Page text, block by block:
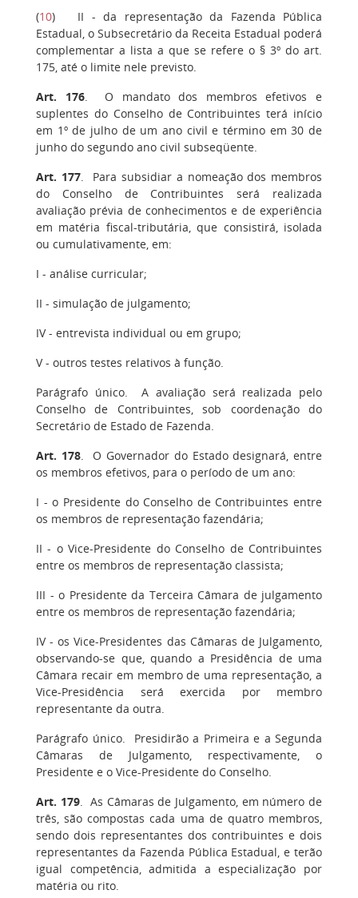
(10) II - da representação da Fazenda Pública
Estadual, o Subsecretário da Receita Estadual poderá
complementar a lista a que se refere o § 3º do art.
175, até o limite nele previsto.
Art. 176. O mandato dos membros efetivos e
suplentes do Conselho de Contribuintes terá início
em 1º de julho de um ano civil e término em 30 de
junho do segundo ano civil subseqüente.
Art. 177.
Para subsidiar a nomeação dos membros
do Conselho de Contribuintes será realizada
avaliação prévia de conhecimentos e de experiência
em matéria fiscal-tributária, que consistirá, isolada
ou cumulativamente, em:
I - análise curricular;
II - simulação de julgamento;
IV- entrevista individual ou em grupo;
V- outros testes relativos à função.
Parágrafo único. A avaliação será realizada pelo
Conselho de Contribuintes, sob coordenação do
Secretário de Estado de Fazenda.
Art. 178. O Governador do Estado designará, entre
os membros efetivos, para o período de um ano:
I - o Presidente do Conselho de Contribuintes entre
os membros de representação fazendária;
II- o Vice-Presidente do Conselho de Contribuintes
entre os membros de representação classista;
III - o Presidente da Terceira Câmara de julgamento
entre os membros de representação fazendária;
IV- os Vice-Presidentes das Câmaras de Julgamento,
observando-se que, quando a Presidência de uma
Câmara recair em membro de uma representação, a
Vice-Presidência será exercida por membro
representante da outra.
Parágrafo único. Presidirão a Primeira e a Segunda
Câmaras de Julgamento, respectivamente, o
Presidente e o Vice-Presidente do Conselho.
Art. 179. As Câmaras de Julgamento, em número de
três, são compostas cada uma de quatro membros,
sendo dois representantes dos contribuintes e dois
representantes da Fazenda Pública Estadual, e terão
igual competência, admitida a especialização por
matéria ou rito.